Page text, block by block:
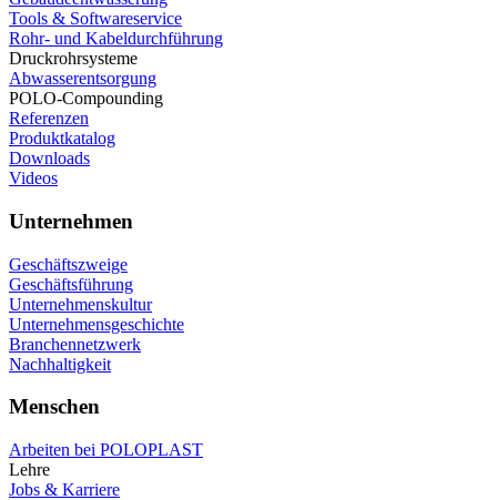
Tools & Softwareservice
Rohr- und Kabeldurchführung
Druckrohrsysteme
Abwasserentsorgung
POLO-Compounding
Referenzen
Produktkatalog
Downloads
Videos
Unternehmen
Geschäftszweige
Geschäftsführung
Unternehmenskultur
Unternehmensgeschichte
Branchennetzwerk
Nachhaltigkeit
Menschen
Arbeiten bei POLOPLAST
Lehre
Jobs & Karriere